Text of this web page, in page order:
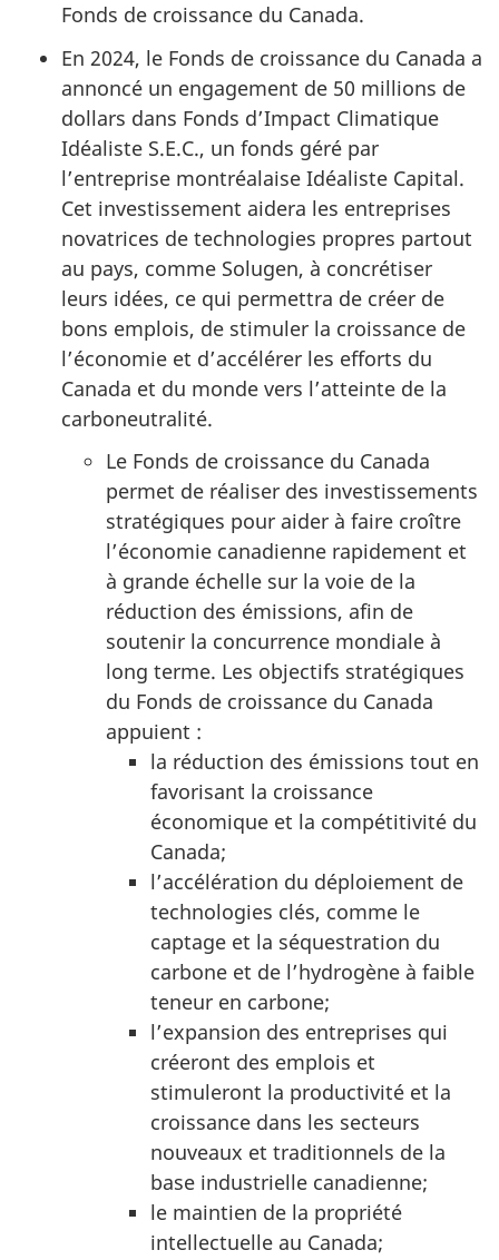
Fonds de croissance du Canada.
En 2024, le Fonds de croissance du Canada a
annoncé un engagement de 50 millions de
dollars dans Fonds d’Impact Climatique
Idéaliste S.E.C., un fonds géré par
l’entreprise montréalaise Idéaliste Capital.
Cet investissement aidera les entreprises
novatrices de technologies propres partout
au pays, comme Solugen, à concrétiser
leurs idées, ce qui permettra de créer de
bons emplois, de stimuler la croissance de
l’économie et d’accélérer les efforts du
Canada et du monde vers l’atteinte de la
carboneutralité.
Le Fonds de croissance du Canada
permet de réaliser des investissements
stratégiques pour aider à faire croître
l’économie canadienne rapidement et
à grande échelle sur la voie de la
réduction des émissions, afin de
soutenir la concurrence mondiale à
long terme. Les objectifs stratégiques
du Fonds de croissance du Canada
appuient :
la réduction des émissions tout en
favorisant la croissance
économique et la compétitivité du
Canada;
l’accélération du déploiement de
technologies clés, comme le
captage et la séquestration du
carbone et de l’hydrogène à faible
teneur en carbone;
l’expansion des entreprises qui
créeront des emplois et
stimuleront la productivité et la
croissance dans les secteurs
nouveaux et traditionnels de la
base industrielle canadienne;
le maintien de la propriété
intellectuelle au Canada;